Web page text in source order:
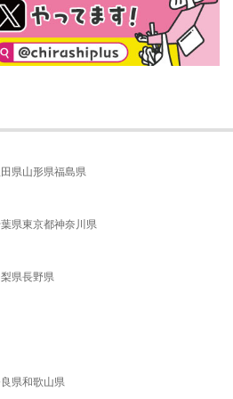
県山形県福島県
県東京都神奈川県
県長野県
県和歌山県